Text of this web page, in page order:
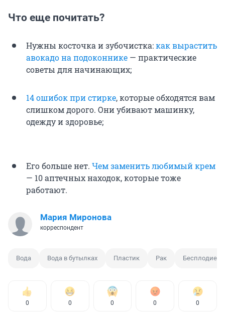
Что еще почитать?
Нужны косточка и зубочистка:как вырастить
авокадо на подоконнике — практические
советы для начинающих;
14 ошибок при стирке, которые обходятся вам
слишком дорого. Они убивают машинку,
одежду и здоровье;
Его больше нет. Чем заменить любимый крем
— 10 аптечных находок, которые тоже
работают.
Мария Миронова
корреспондент
Вода Вода в бутылках Пластик Рак Бесплодие
0 0 0 0 0